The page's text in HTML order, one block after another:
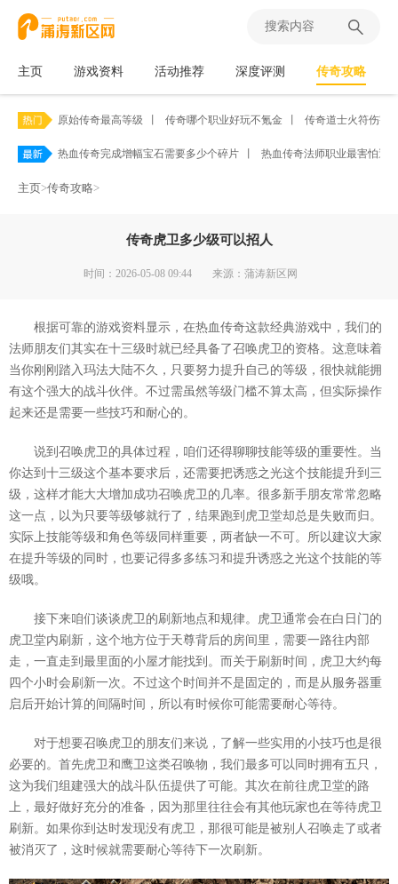
主页 游戏资料 活动推荐 深度评测 传奇攻略
原始传奇最高等级 传奇哪个职业好玩不氪金 传奇道士火符伤害
热血传奇完成增幅宝石需要多少个碎片 热血传奇法师职业最害怕遭
主页>传奇攻略>
传奇虎卫多少级可以招人
时间：2026-05-08 09:44 来源：蒲涛新区网
根据可靠的游戏资料显示，在热血传奇这款经典游戏中，我们的
法师朋友们其实在十三级时就已经具备了召唤虎卫的资格。这意味着
当你刚刚踏入玛法大陆不久，只要努力提升自己的等级，很快就能拥
有这个强大的战斗伙伴。不过需虽然等级门槛不算太高，但实际操作
起来还是需要一些技巧和耐心的。
说到召唤虎卫的具体过程，咱们还得聊聊技能等级的重要性。当
你达到十三级这个基本要求后，还需要把诱惑之光这个技能提升到三
级，这样才能大大增加成功召唤虎卫的几率。很多新手朋友常常忽略
这一点，以为只要等级够就行了，结果跑到虎卫堂却总是失败而归。
实际上技能等级和角色等级同样重要，两者缺一不可。所以建议大家
在提升等级的同时，也要记得多多练习和提升诱惑之光这个技能的等
级哦。
接下来咱们谈谈虎卫的刷新地点和规律。虎卫通常会在白日门的
虎卫堂内刷新，这个地方位于天尊背后的房间里，需要一路往内部
走，一直走到最里面的小屋才能找到。而关于刷新时间，虎卫大约每
四个小时会刷新一次。不过这个时间并不是固定的，而是从服务器重
启后开始计算的间隔时间，所以有时候你可能需要耐心等待。
对于想要召唤虎卫的朋友们来说，了解一些实用的小技巧也是很
必要的。首先虎卫和鹰卫这类召唤物，我们最多可以同时拥有五只，
这为我们组建强大的战斗队伍提供了可能。其次在前往虎卫堂的路
上，最好做好充分的准备，因为那里往往会有其他玩家也在等待虎卫
刷新。如果你到达时发现没有虎卫，那很可能是被别人召唤走了或者
被消灭了，这时候就需要耐心等待下一次刷新。